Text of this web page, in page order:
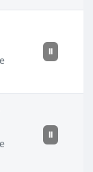
II
II